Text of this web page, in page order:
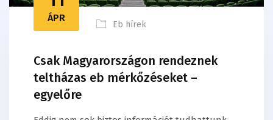
ÁPR
Eb hírek
Csak Magyarországon rendeznek
teltházas eb mérkőzéseket –
egyelőre